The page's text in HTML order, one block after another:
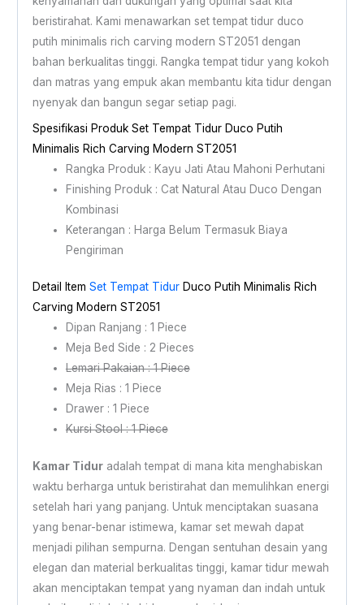
beristirahat. Kami menawarkan set tempat tidur duco
putih minimalis rich carving modern ST2051 dengan
bahan berkualitas tinggi. Rangka tempat tidur yang kokoh
dan matras yang empuk akan membantu kita tidur dengan
nyenyak dan bangun segar setiap pagi.
Spesifikasi Produk Set Tempat Tidur Duco Putih
Minimalis Rich Carving Modern ST2051
Rangka Produk : Kayu Jati Atau Mahoni Perhutani
Finishing Produk : Cat Natural Atau Duco Dengan
Kombinasi
Keterangan : Harga Belum Termasuk Biaya
Pengiriman
Detail Item Set Tempat TidurDuco Putih Minimalis Rich
Carving Modern ST2051
Dipan Ranjang : 1 Piece
Meja Bed Side : 2 Pieces
Lemari Pakaian : 1 Piece
Meja Rias : 1 Piece
Drawer : 1 Piece
Kursi Stool : 1 Piece
Kamar Tiduradalah tempat di mana kita menghabiskan
waktu berharga untuk beristirahat dan memulihkan energi
setelah hari yang panjang. Untuk menciptakan suasana
yang benar-benar istimewa, kamar set mewah dapat
menjadi pilihan sempurna. Dengan sentuhan desain yang
elegan dan material berkualitas tinggi, kamar tidur mewah
akan menciptakan tempat yang nyaman dan indah untuk